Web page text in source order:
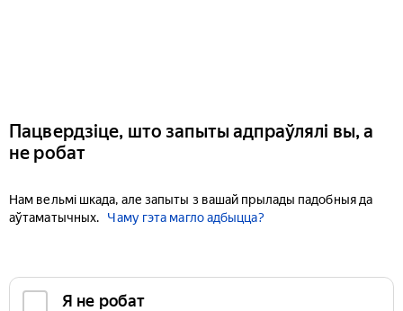
Пацвердзіце, што запыты адпраўлялі вы, а
не робат
Нам вельмі шкада, але запыты з вашай прылады падобныя да
аўтаматычных.
Чаму гэта магло адбыцца?
Я не робат